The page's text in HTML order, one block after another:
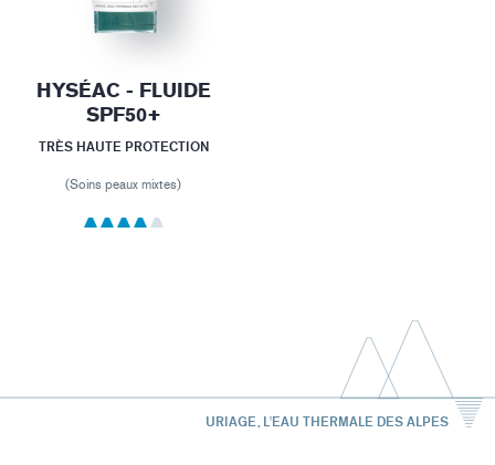
HYSÉAC - FLUIDE
SPF50+
TRÈS HAUTE PROTECTION
(Soins peaux mixtes)
URIAGE, L'EAU THERMALE DES ALPES